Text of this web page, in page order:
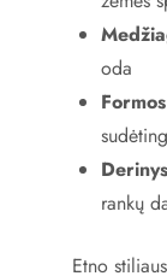
oda
Formos
rankų
Etno